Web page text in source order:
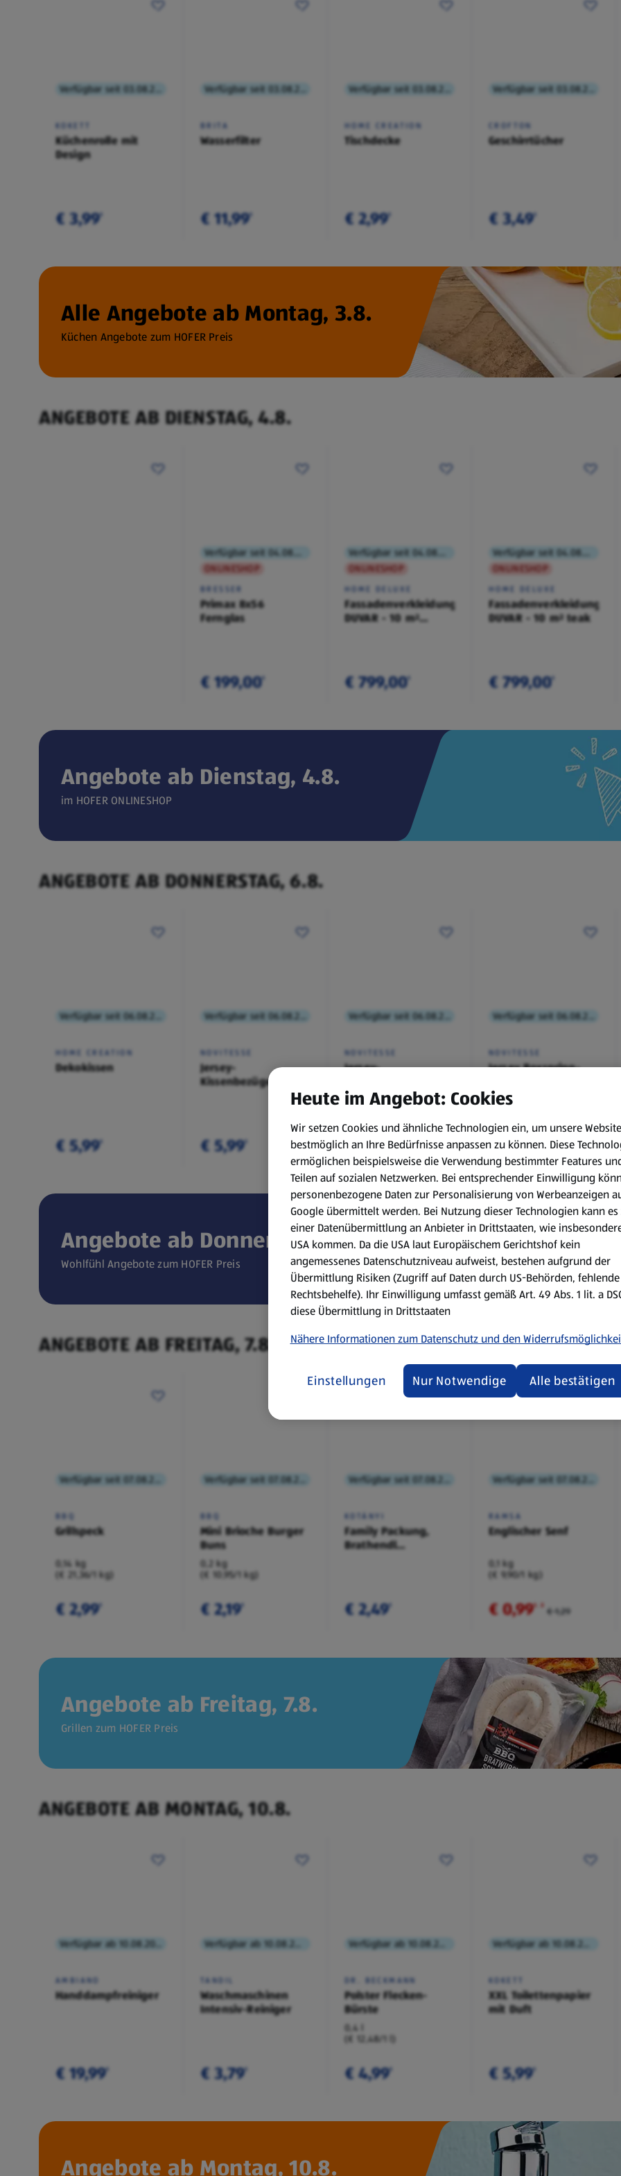
KOKETT
Küchenrolle mit
Design
€ 3,99¹
BRITA
Wasserfilter
€ 11,99¹
HOME CREATION
Tischdecke
€ 2,99¹
CROFTON
Geschirrtücher
€ 3,49¹
Alle Angebote ab Montag, 3.8.
Küchen Angebote zum HOFER Preis
ANGEBOTE AB DIENSTAG, 4.8.
Verfügbar seit 04.08.2026
CEEM
ONLINESHOP
BRESSER
Primax 8x56
Fernglas
€ 199,00¹
ONLINESHOP
HOME DELUXE
Fassadenverkleidung
DUVAR - 10 m²
€ 799,00¹
ONLINESHOP
HOME DELUXE
Fassadenverkleidung
DUVAR - 10 m² teak
€ 799,00¹
Angebote ab Dienstag, 4.8.
im HOFER ONLINESHOP
(öffnet in einem neuen Tab)
ANGEBOTE AB DONNERSTAG, 6.8.
HOME CREATION
Dekokissen
€ 5,99¹
NOVITESSE
Jersey-
Kissenbezüge,
€ 5,99¹
NOVITESSE
Jersey-
€ 9,99 ¹
NOVITESSE
Jersey Boxspring-
€ 11,99¹
Angebote ab Donnerstag, 6.8.
Wohlfühl Angebote zum HOFER Preis
ANGEBOTE AB FREITAG, 7.8.
BBQ
Grillspeck
0,14 kg
(€ 21,36/1 kg)
€ 2,99¹
BBQ
Mini Brioche Burger
Buns
0,2 kg
(€ 10,95/1 kg)
€ 2,19¹
KOTÁNYI
Family Packung,
Brathendl
€ 2,49¹
RAMSA
Englischer Senf
0,1 kg
(€ 9,90/1 kg)
€ 0,99¹ ² € 1,29
Angebote ab Freitag, 7.8.
Grillen zum HOFER Preis
ANGEBOTE AB MONTAG, 10.8.
AMBIANO
Handdampfreiniger
€ 19,99¹
TANDIL
Waschmaschinen
Intensiv-Reiniger
€ 3,79¹
DR. BECKMANN
Polster Flecken-
Bürste
0,4 l
(€ 12,48/1 l)
€ 4,99¹
KOKETT
XXL Toilettenpapier
mit Duft
€ 5,99¹
Angebote ab Montag, 10.8.
Heute im Angebot: Cookies
Wir setzen Cookies und ähnliche Technologien ein, um unsere Website
bestmöglich an Ihre Bedürfnisse anpassen zu können. Diese
ermöglichen beispielsweise die Verwendung bestimmter Features
Teilen auf sozialen Netzwerken. Bei entsprechender Einwilligung
personenbezogene Daten zur Personalisierung von Werbeanzeigen
Google übermittelt werden. Bei Nutzung dieser Technologien kann es
einer Datenübermittlung an Anbieter in Drittstaaten, wie
USA kommen. Da die USA laut Europäischem Gerichtshof kein
angemessenes Datenschutzniveau aufweist, bestehen aufgrund der
Übermittlung Risiken (Zugriff auf Daten durch US-Behörden, fehlende
Rechtsbehelfe). Ihr Einwilligung umfasst gemäß Art. 49 Abs. 1 lit. a
diese Übermittlung in Drittstaaten
Nähere Informationen zum Datenschutz und den
Einstellungen Nur Notwendige Alle bestätigen